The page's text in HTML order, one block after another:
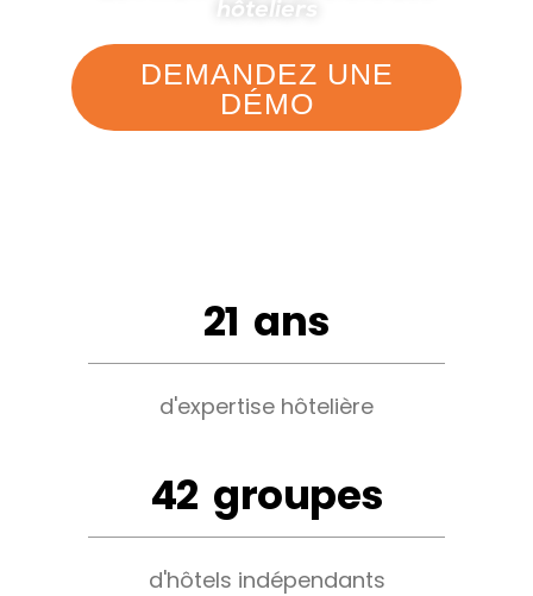
hôteliers
DEMANDEZ UNE
DÉMO
21 ans
d'expertise hôtelière
42 groupes
d'hôtels indépendants